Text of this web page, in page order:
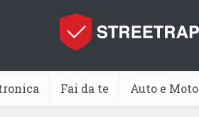
Fai da te Auto e Moto